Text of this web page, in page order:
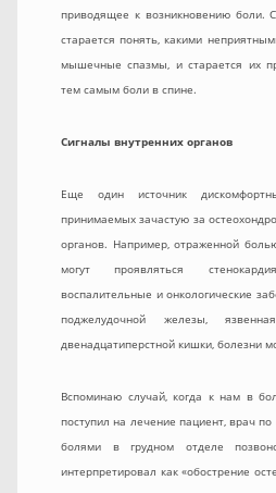
приводящее к возникновению боли.
старается понять, какими
мышечные спазмы, и старается их
тем самым боли в спине.
Сигналы внутренних органов
Еще один источник
принимаемых зачастую за
органов. Например, отраженной
могут проявляться
воспалительные и онкологические
поджелудочной железы,
двенадцатиперстной кишки, болезни
Вспоминаю случай, когда к нам в
поступил на лечение пациент, врач
болями в грудном отделе
интерпретировал как «обострение